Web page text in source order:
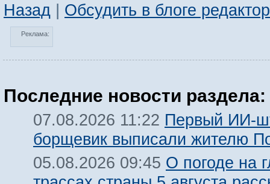
Назад | Обсудить в блоге
Реклама:
Последние новости раздела:
07.08.2026 11:22 Первый ИИ-
борщевик выписали жителю
05.08.2026 09:45 О погоде на